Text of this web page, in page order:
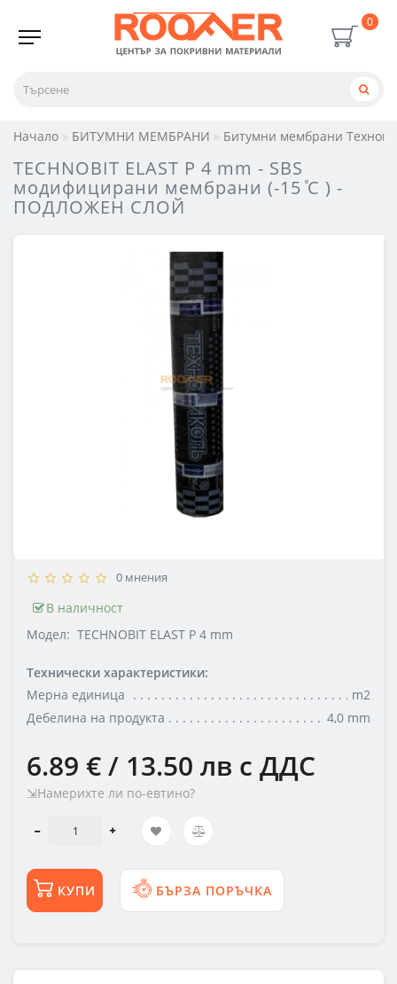
0
Начало БИТУМНИ МЕМБРАНИ Битумни мембрани
TECHNOBIT ELAST P 4 mm - SBS
модифицирани мембрани (-15 ̊С ) -
ПОДЛОЖЕН СЛОЙ
0 мнения
В наличност
Модел: TECHNOBIT ELAST P 4 mm
Технически характеристики:
Мерна единица
m2
Дебелина на продукта
4,0 mm
6.89 € / 13.50 лв с ДДС
⇲Намерихте ли по-евтино?
КУПИ БЪРЗА ПОРЪЧКА